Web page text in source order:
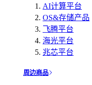
AI计算平台
OS&存储产品
飞腾平台
海光平台
兆芯平台
周边商品